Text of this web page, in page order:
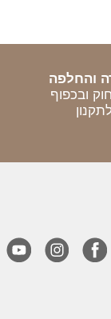
והחלפה
ובכפוף
לתקנון